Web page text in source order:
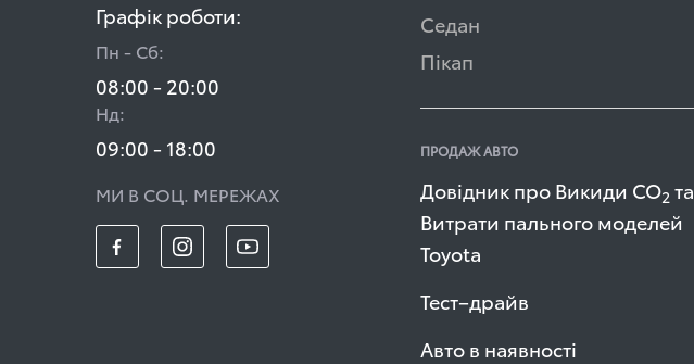
Графік роботи:
Пн - Сб:
08:00 - 20:00
Нд:
09:00 - 18:00
МИ В СОЦ. МЕРЕЖАХ
Седан
Пікап
ПРОДАЖ АВТО
Довідник про Викиди СО2 та
Витрати пального моделей
Toyota
Тест–драйв
Авто в наявності